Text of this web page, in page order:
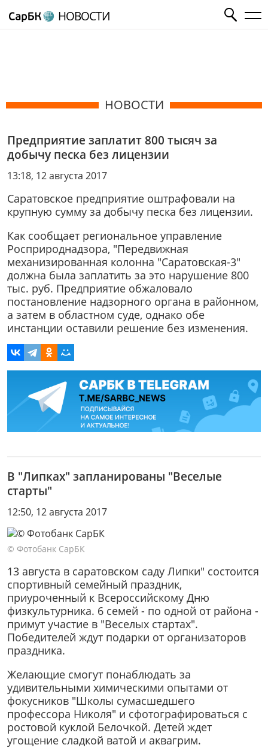
НОВОСТИ
НОВОСТИ
Предприятие заплатит 800 тысяч за
добычу песка без лицензии
13:18, 12 августа 2017
Саратовское предприятие оштрафовали на
крупную сумму за добычу песка без лицензии.
Как сообщает региональное управление
Росприроднадзора, "Передвижная
механизированная колонна "Саратовская-3"
должна была заплатить за это нарушение 800
тыс. руб. Предприятие обжаловало
постановление надзорного органа в районном,
а затем в областном суде, однако обе
инстанции оставили решение без изменения.
В "Липках" запланированы "Веселые
старты"
12:50, 12 августа 2017
© Фотобанк СарБК
13 августа в саратовском саду Липки" состоится
спортивный семейный праздник,
приуроченный к Всероссийскому Дню
физкультурника. 6 семей - по одной от района -
примут участие в "Веселых стартах".
Победителей ждут подарки от организаторов
праздника.
Желающие смогут понаблюдать за
удивительными химическими опытами от
фокусников "Школы сумасшедшего
профессора Николя" и сфотографироваться с
ростовой куклой Белочкой. Детей ждет
угощение сладкой ватой и аквагрим.